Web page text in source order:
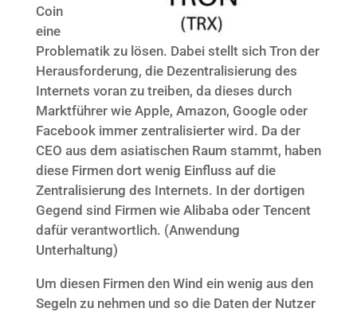
Coin
eine
Problematik zu lösen. Dabei stellt sich Tron der
Herausforderung, die Dezentralisierung des
Internets voran zu treiben, da dieses durch
Marktführer wie Apple, Amazon, Google oder
Facebook immer zentralisierter wird. Da der
CEO aus dem asiatischen Raum stammt, haben
diese Firmen dort wenig Einfluss auf die
Zentralisierung des Internets. In der dortigen
Gegend sind Firmen wie Alibaba oder Tencent
dafür verantwortlich. (Anwendung
Unterhaltung)
Um diesen Firmen den Wind ein wenig aus den
Segeln zu nehmen und so die Daten der Nutzer